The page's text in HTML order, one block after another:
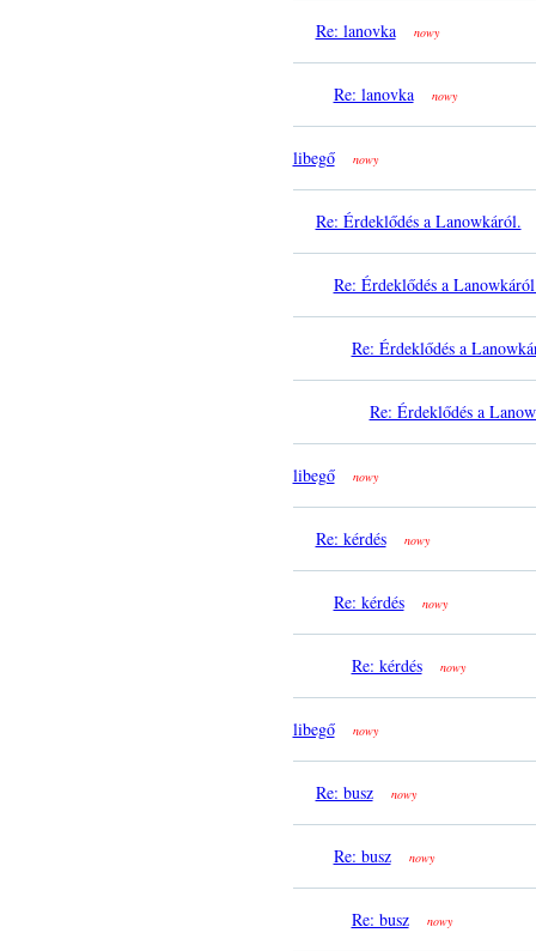
Re: lanovka nowy
Re: lanovka nowy
libegő nowy
Re: Érdeklődés a Lanowkáról.
Re: Érdeklődés a
Re: Érdeklődés a
Re: Érdeklődés a
libegő nowy
Re: kérdés nowy
Re: kérdés nowy
Re: kérdés nowy
libegő nowy
Re: busz nowy
Re: busz nowy
Re: busz nowy